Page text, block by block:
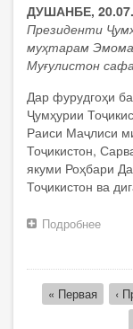
ДУШАНБЕ,
Президенти
муҳтарам
Муғулистон
Дар фурудгоҳи
Ҷумҳурии
Раиси Маҷлиси
Тоҷикистон,
якуми Роҳбари
Тоҷикистон ва
Подробнее
Нумерация
страниц
Первая
страница
« Первая ‹